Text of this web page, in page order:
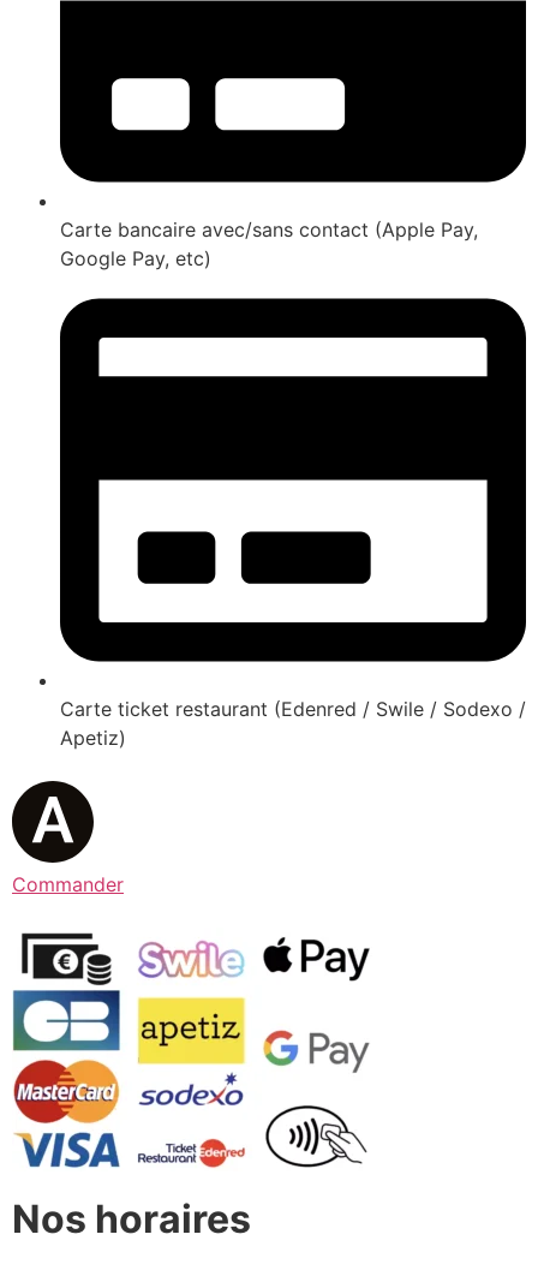
Carte bancaire avec/sans contact (Apple Pay,
Google Pay, etc)
Carte ticket restaurant (Edenred / Swile / Sodexo /
Apetiz)
Commander
Nos horaires